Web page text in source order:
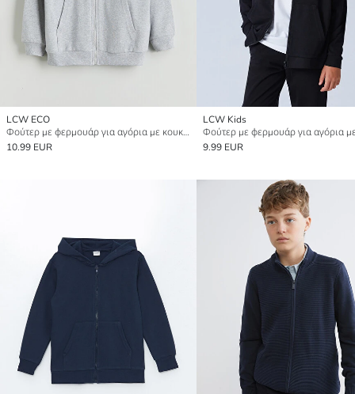
LCW ECO
Φούτερ με φερμουάρ για αγόρια με κουκούλα
10.99 EUR
LCW Kids
9.99 EUR